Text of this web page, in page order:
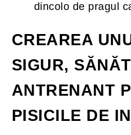
dincolo de pragul
CREAREA
SIGUR,
ANTRENANT
PISICILE DE